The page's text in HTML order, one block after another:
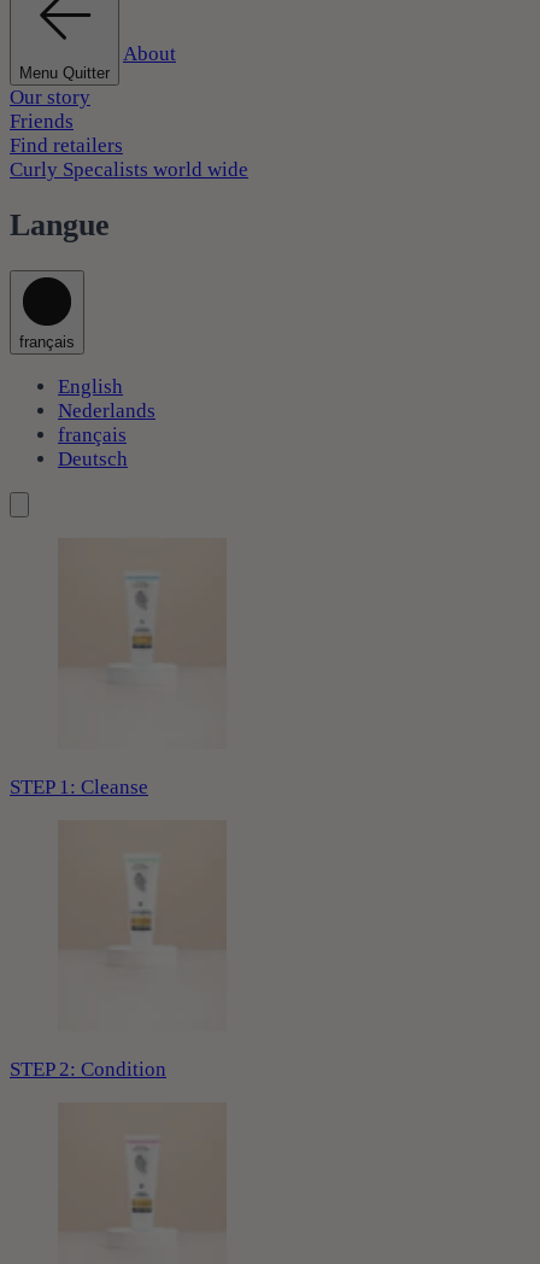
Menu Quitter
About
Our story
Friends
Find retailers
Curly Specalists world wide
Langue
français
English
Nederlands
français
Deutsch
STEP 1: Cleanse
STEP 2: Condition